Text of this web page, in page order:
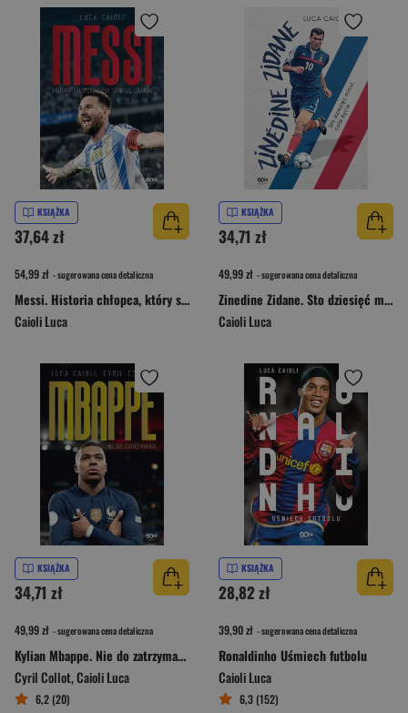
KSIĄŻKA
37,64 zł
54,99 zł - sugerowana cena detaliczna
Messi. Historia chłopca, który stał się legendą wyd. 3
Caioli Luca
KSIĄŻKA
34,71 zł
49,99 zł - sugerowana cena detaliczna
Zinedine Zidane. Sto dziesięć minut, całe życie wyd. 3
Caioli Luca
KSIĄŻKA
34,71 zł
49,99 zł - sugerowana cena detaliczna
Kylian Mbappe. Nie do zatrzymania
Cyril Collot,Caioli Luca
6,2 (20)
KSIĄŻKA
28,82 zł
39,90 zł - sugerowana cena detaliczna
Ronaldinho Uśmiech futbolu
Caioli Luca
6,3 (152)